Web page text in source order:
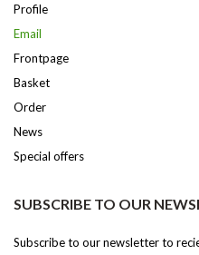
Profile
Email
Frontpage
Basket
Order
News
Special offers
SUBSCRIBE TO OUR
Subscribe to our newsletter to